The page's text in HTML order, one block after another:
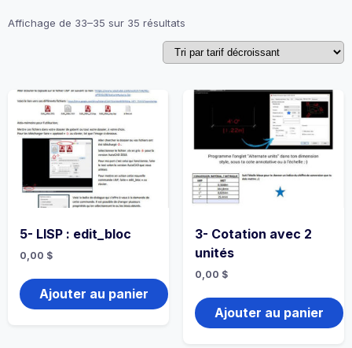
Affichage de 33–35 sur 35 résultats
prix
décroissant
5- LISP : edit_bloc
0,00 $
Ajouter au panier
3- Cotation avec 2
unités
0,00 $
Ajouter au panier